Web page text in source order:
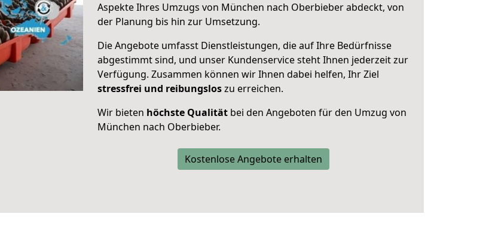
Aspekte Ihres Umzugs von München nach Oberbieber abdeckt, von
der Planung bis hin zur Umsetzung.
Die Angebote umfasst Dienstleistungen, die auf Ihre Bedürfnisse
abgestimmt sind, und unser Kundenservice steht Ihnen jederzeit zur
Verfügung. Zusammen können wir Ihnen dabei helfen, Ihr Ziel
stressfrei und reibungsloszu erreichen.
Wir bieten höchste Qualität bei den Angeboten für den Umzug von
München nach Oberbieber.
Kostenlose Angebote erhalten